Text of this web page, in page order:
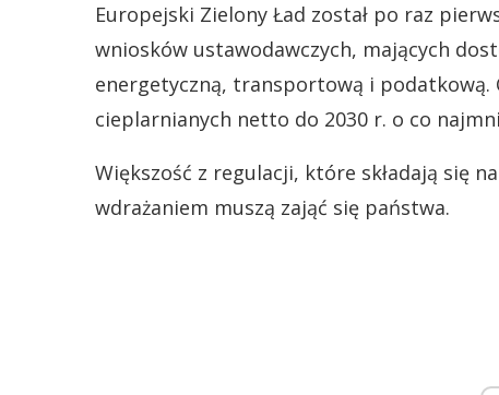
Europejski Zielony Ład został po raz
wniosków ustawodawczych, mających
energetyczną, transportową i podatkową.
cieplarnianych netto do 2030 r. o co
Większość z regulacji, które składają się
wdrażaniem muszą zająć się państwa.